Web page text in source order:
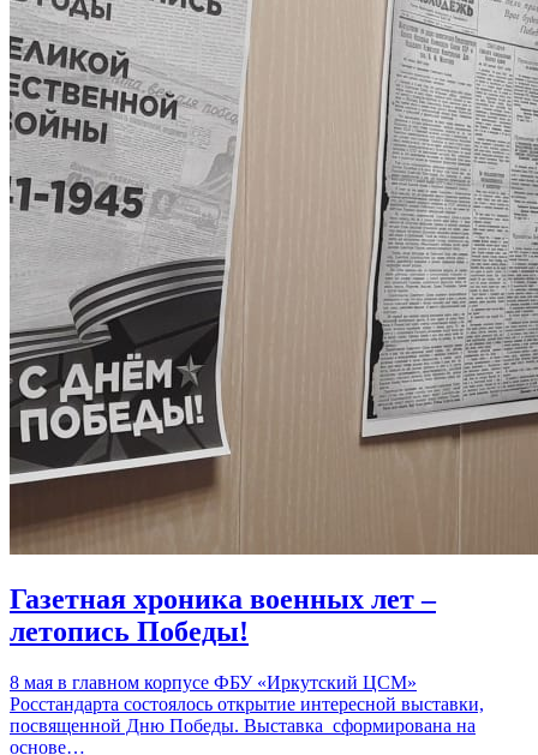
Газетная хроника военных лет –
летопись Победы!
8 мая в главном корпусе ФБУ «Иркутский ЦСМ»
Росстандарта состоялось открытие интересной выставки,
посвященной Дню Победы. Выставка сформирована на
основе…